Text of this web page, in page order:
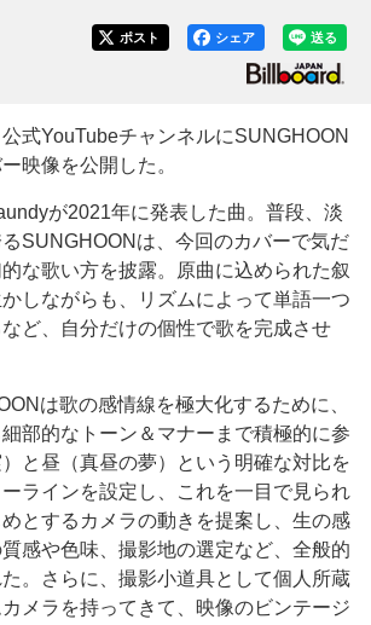
送る
シェア
ポスト
式YouTubeチャンネルにSUNGHOON
映像を公開した。
が2021年に発表した曲。普段、淡
SUNGHOONは、今回のカバーで気だ
な歌い方を披露。原曲に込められた叙
しながらも、リズムによって単語一つ
ど、自分だけの個性で歌を完成させ
は歌の感情線を極大化するために、
部的なトーン＆マナーまで積極的に参
と昼（真昼の夢）という明確な対比を
ラインを設定し、これを一目で見られ
とするカメラの動きを提案し、生の感
感や色味、撮影地の選定など、全般的
。さらに、撮影小道具として個人所蔵
メラを持ってきて、映像のビンテージ